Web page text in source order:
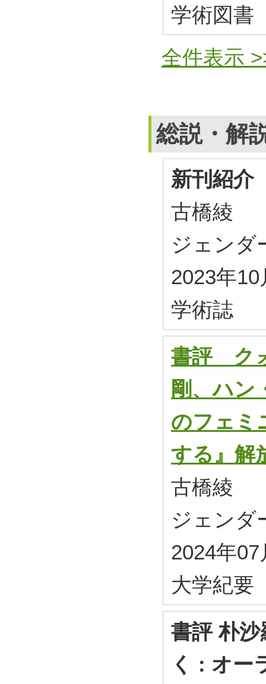
学術図書
全件表示
総説・解
新刊紹介
古橋綾
ジェン
2023年10
学術誌
書評 ク
剛、ハン
のフェミ
する』解
古橋綾
ジェン
2024年07
大学紀要
書評 朴
く : オー